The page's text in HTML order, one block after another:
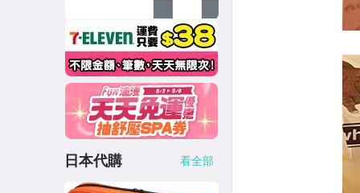
日本代購 看全部